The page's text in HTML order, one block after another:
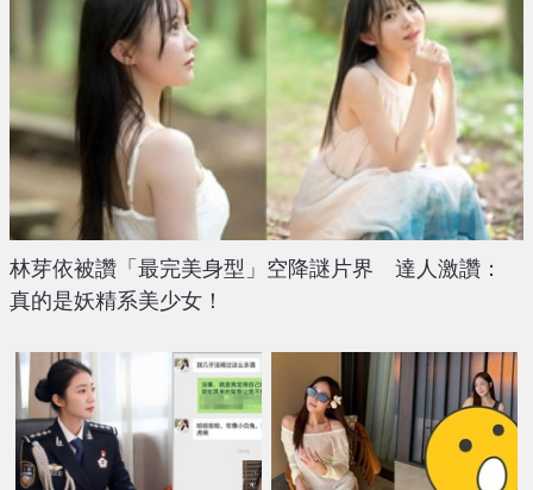
林芽依被讚「最完美身型」空降謎片界 達人激讚：
真的是妖精系美少女！